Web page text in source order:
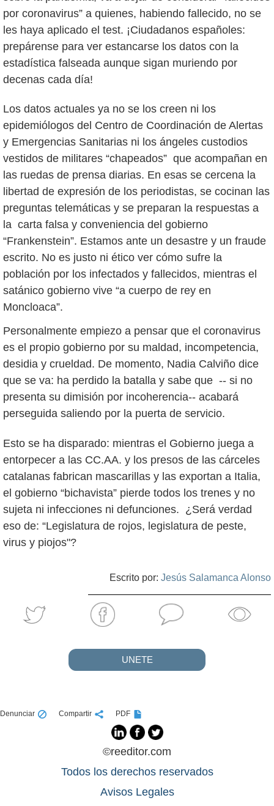
por coronavirus” a quienes, habiendo fallecido, no se
les haya aplicado el test. ¡Ciudadanos españoles:
prepárense para ver estancarse los datos con la
estadística falseada aunque sigan muriendo por
decenas cada día!
Los datos actuales ya no se los creen ni los
epidemiólogos del Centro de Coordinación de Alertas
y Emergencias Sanitarias ni los ángeles custodios
vestidos de militares “chapeados” que acompañan en
las ruedas de prensa diarias. En esas se cercena la
libertad de expresión de los periodistas, se cocinan las
preguntas telemáticas y se preparan la respuestas a
la carta falsa y conveniencia del gobierno
“Frankenstein”. Estamos ante un desastre y un fraude
escrito. No es justo ni ético ver cómo sufre la
población por los infectados y fallecidos, mientras el
satánico gobierno vive “a cuerpo de rey en
Moncloaca”.
Personalmente empiezo a pensar que el coronavirus
es el propio gobierno por su maldad, incompetencia,
desidia y crueldad. De momento, Nadia Calviño dice
que se va: ha perdido la batalla y sabe que -- si no
presenta su dimisión por incoherencia-- acabará
perseguida saliendo por la puerta de servicio.
Esto se ha disparado: mientras el Gobierno juega a
entorpecer a las CC.AA. y los presos de las cárceles
catalanas fabrican mascarillas y las exportan a Italia,
el gobierno “bichavista” pierde todos los trenes y no
sujeta ni infecciones ni defunciones. ¿Será verdad
eso de: “Legislatura de rojos, legislatura de peste,
virus y piojos"?
Escrito por: Jesús Salamanca Alonso
UNETE
Denunciar Compartir PDF
©reeditor.com
Todos los derechos reservados
Avisos Legales